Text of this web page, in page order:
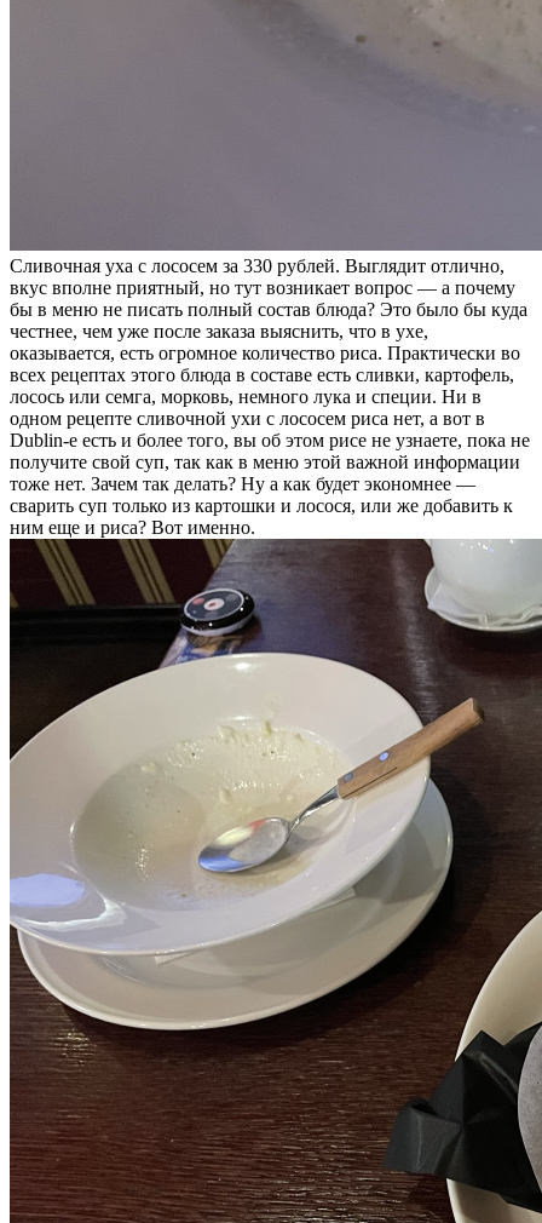
Сливочная уха с лососем за 330 рублей. Выглядит отлично,
вкус вполне приятный, но тут возникает вопрос — а почему
бы в меню не писать полный состав блюда? Это было бы куда
честнее, чем уже после заказа выяснить, что в ухе,
оказывается, есть огромное количество риса. Практически во
всех рецептах этого блюда в составе есть сливки, картофель,
лосось или семга, морковь, немного лука и специи. Ни в
одном рецепте сливочной ухи с лососем риса нет, а вот в
Dublin-е есть и более того, вы об этом рисе не узнаете, пока не
получите свой суп, так как в меню этой важной информации
тоже нет. Зачем так делать? Ну а как будет экономнее —
сварить суп только из картошки и лосося, или же добавить к
ним еще и риса? Вот именно.